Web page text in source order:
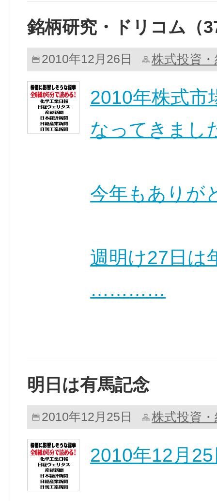
銘柄研究・ドリコム（
2010年12月26日 株式投資
2010年株式市
なってきまし
今年もありが
週明け27日は
…………
明日は有馬記念
2010年12月25日 株式投資
2010年12月